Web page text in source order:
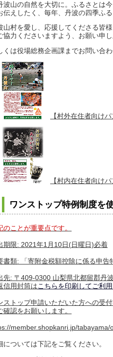
波山の自然を大切に。ふるさとは
伝えしたく、毎年、丹波の四季ふ
山村を愛し、応援してくださる皆
協力くださいますよう、お願い申し
くは役場総務企画課までお問い合わ
【村外在住者向けパ
【村内在住者向けパ
ワンストップ特例制度を
のことが重要点です。
期限: 2021年1月10日(日曜日)必着
書類: 「寄附⾦税額控除に係る申告
先: 〒409-0300 山梨県北都留郡丹
信用封筒は こちらを印刷してご利
ストップ申請いただいた方への受
確認をお願いします。
member.shopkanri.jp/tabayama/
については下記をご覧ください。